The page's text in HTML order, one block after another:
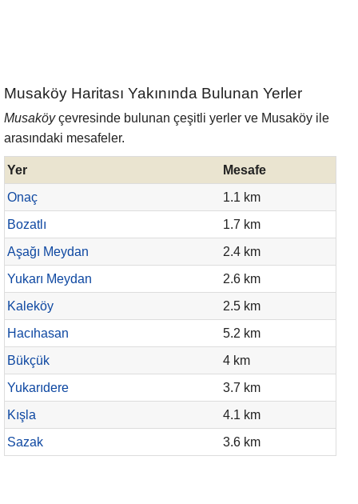
Musaköy Haritası Yakınında Bulunan Yerler
Musaköyçevresinde bulunan çeşitli yerler ve Musaköy ile
arasındaki mesafeler.
Yer
Mesafe
Onaç
1.1 km
Bozatlı
1.7 km
Aşağı Meydan
2.4 km
Yukarı Meydan
2.6 km
Kaleköy
2.5 km
Hacıhasan
5.2 km
Bükçük
4 km
Yukarıdere
3.7 km
Kışla
4.1 km
Sazak
3.6 km